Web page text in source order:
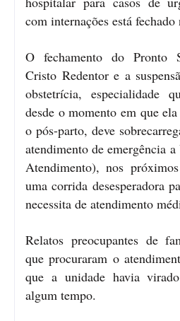
com internações está
O fechamento do Pronto
Cristo Redentor e a
obstetrícia, especialidade
desde o momento em que
o pós-parto, deve
atendimento de emergência
Atendimento), nos
uma corrida desesperadora
necessita de atendimento
Relatos preocupantes de
que procuraram o
que a unidade havia
algum tempo.